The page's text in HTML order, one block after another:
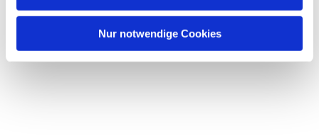
Nur notwendige Cookies